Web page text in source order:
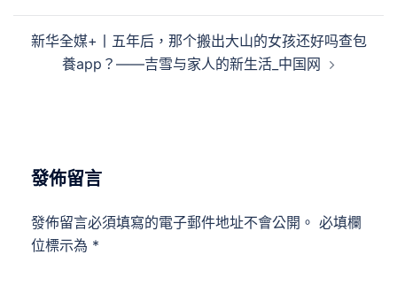
新华全媒+丨五年后，那个搬出大山的女孩还好吗查包
養app？——吉雪与家人的新生活_中国网
發佈留言
發佈留言必須填寫的電子郵件地址不會公開。 必填欄
位標示為 *